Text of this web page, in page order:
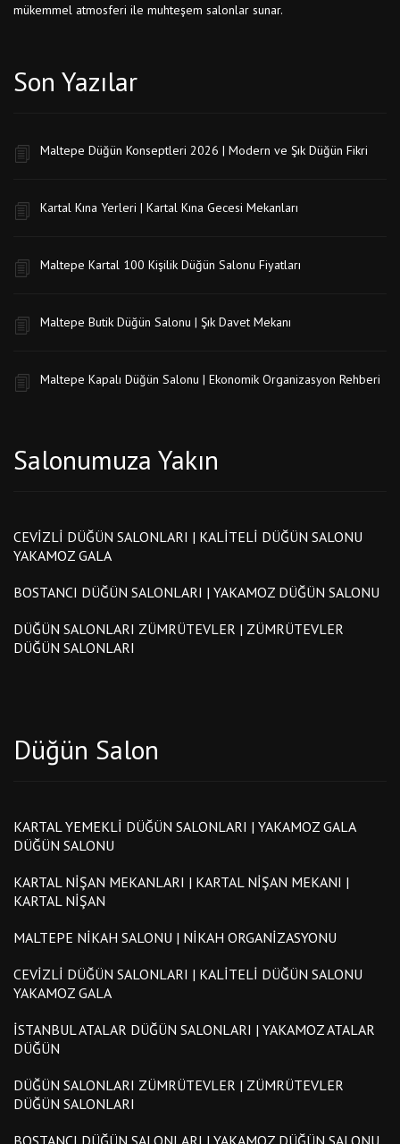
mükemmel atmosferi ile muhteşem salonlar sunar.
Son Yazılar
Maltepe Düğün Konseptleri 2026 | Modern ve Şık Düğün Fikri
Kartal Kına Yerleri | Kartal Kına Gecesi Mekanları
Maltepe Kartal 100 Kişilik Düğün Salonu Fiyatları
Maltepe Butik Düğün Salonu | Şık Davet Mekanı
Maltepe Kapalı Düğün Salonu | Ekonomik Organizasyon Rehberi
Salonumuza Yakın
CEVIZLI DÜĞÜN SALONLARI | KALITELI DÜĞÜN SALONU
YAKAMOZ GALA
BOSTANCI DÜĞÜN SALONLARI | YAKAMOZ DÜĞÜN SALONU
DÜĞÜN SALONLARI ZÜMRÜTEVLER | ZÜMRÜTEVLER
DÜĞÜN SALONLARI
Düğün Salon
KARTAL YEMEKLI DÜĞÜN SALONLARI | YAKAMOZ GALA
DÜĞÜN SALONU
KARTAL NIŞAN MEKANLARI | KARTAL NIŞAN MEKANI |
KARTAL NIŞAN
MALTEPE NIKAH SALONU | NIKAH ORGANIZASYONU
CEVIZLI DÜĞÜN SALONLARI | KALITELI DÜĞÜN SALONU
YAKAMOZ GALA
İSTANBUL ATALAR DÜĞÜN SALONLARI | YAKAMOZ ATALAR
DÜĞÜN
DÜĞÜN SALONLARI ZÜMRÜTEVLER | ZÜMRÜTEVLER
DÜĞÜN SALONLARI
BOSTANCI DÜĞÜN SALONLARI | YAKAMOZ DÜĞÜN SALONU